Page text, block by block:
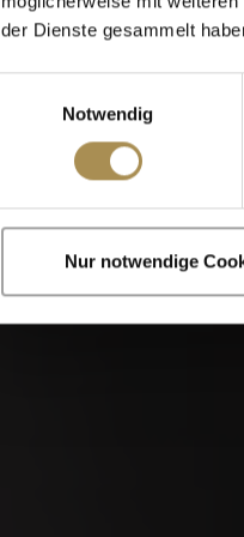
der Dienste gesammelt
Notwendig
Nur notwendige
Zigarren und
Indem Sie diese